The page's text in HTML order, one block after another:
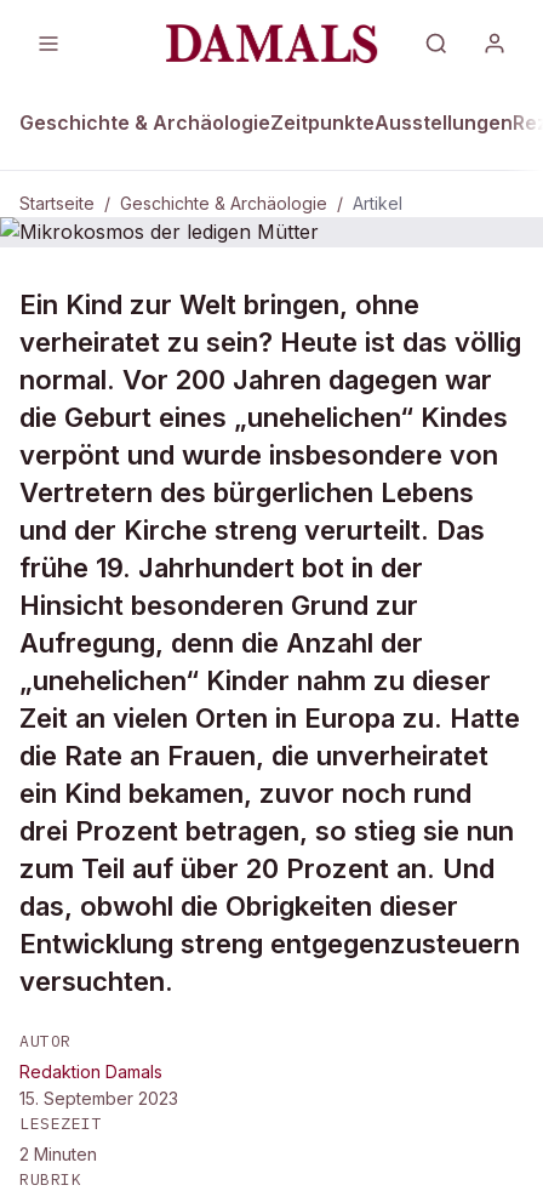
Geschichte & ArchäologieZeitpunkteAusstellungen
Startseite / Geschichte & Archäologie / Artikel
DAMALS Plus GESCHICHTE & ARCHÄOLOGIE
Mikrokosmos der ledigen Mütter
Ein Kind zur Welt bringen, ohne
verheiratet zu sein? Heute ist das völlig
normal. Vor 200 Jahren dagegen war
die Geburt eines „unehelichen“ Kindes
verpönt und wurde insbesondere von
Vertretern des bürgerlichen Lebens
und der Kirche streng verurteilt. Das
frühe 19. Jahrhundert bot in der
Hinsicht besonderen Grund zur
Aufregung, denn die Anzahl der
„unehelichen“ Kinder nahm zu dieser
Zeit an vielen Orten in Europa zu. Hatte
die Rate an Frauen, die unverheiratet
ein Kind bekamen, zuvor noch rund
drei Prozent betragen, so stieg sie nun
zum Teil auf über 20 Prozent an. Und
das, obwohl die Obrigkeiten dieser
Entwicklung streng entgegenzusteuern
versuchten.
AUTOR
Redaktion Damals
15. September 2023
LESEZEIT
2 Minuten
RUBRIK